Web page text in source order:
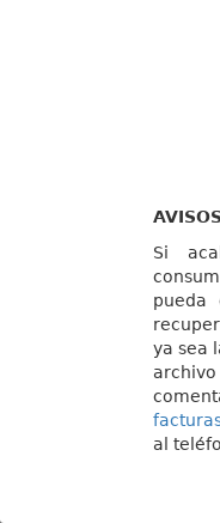
AVISOS
Si
pueda
ya sea
al